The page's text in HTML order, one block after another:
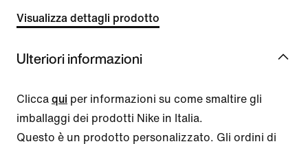
Visualizza dettagli prodotto
Ulteriori informazioni
Clicca qui per informazioni su come smaltire gli
imballaggi dei prodotti Nike in Italia.
Questo è un prodotto personalizzato. Gli ordini di